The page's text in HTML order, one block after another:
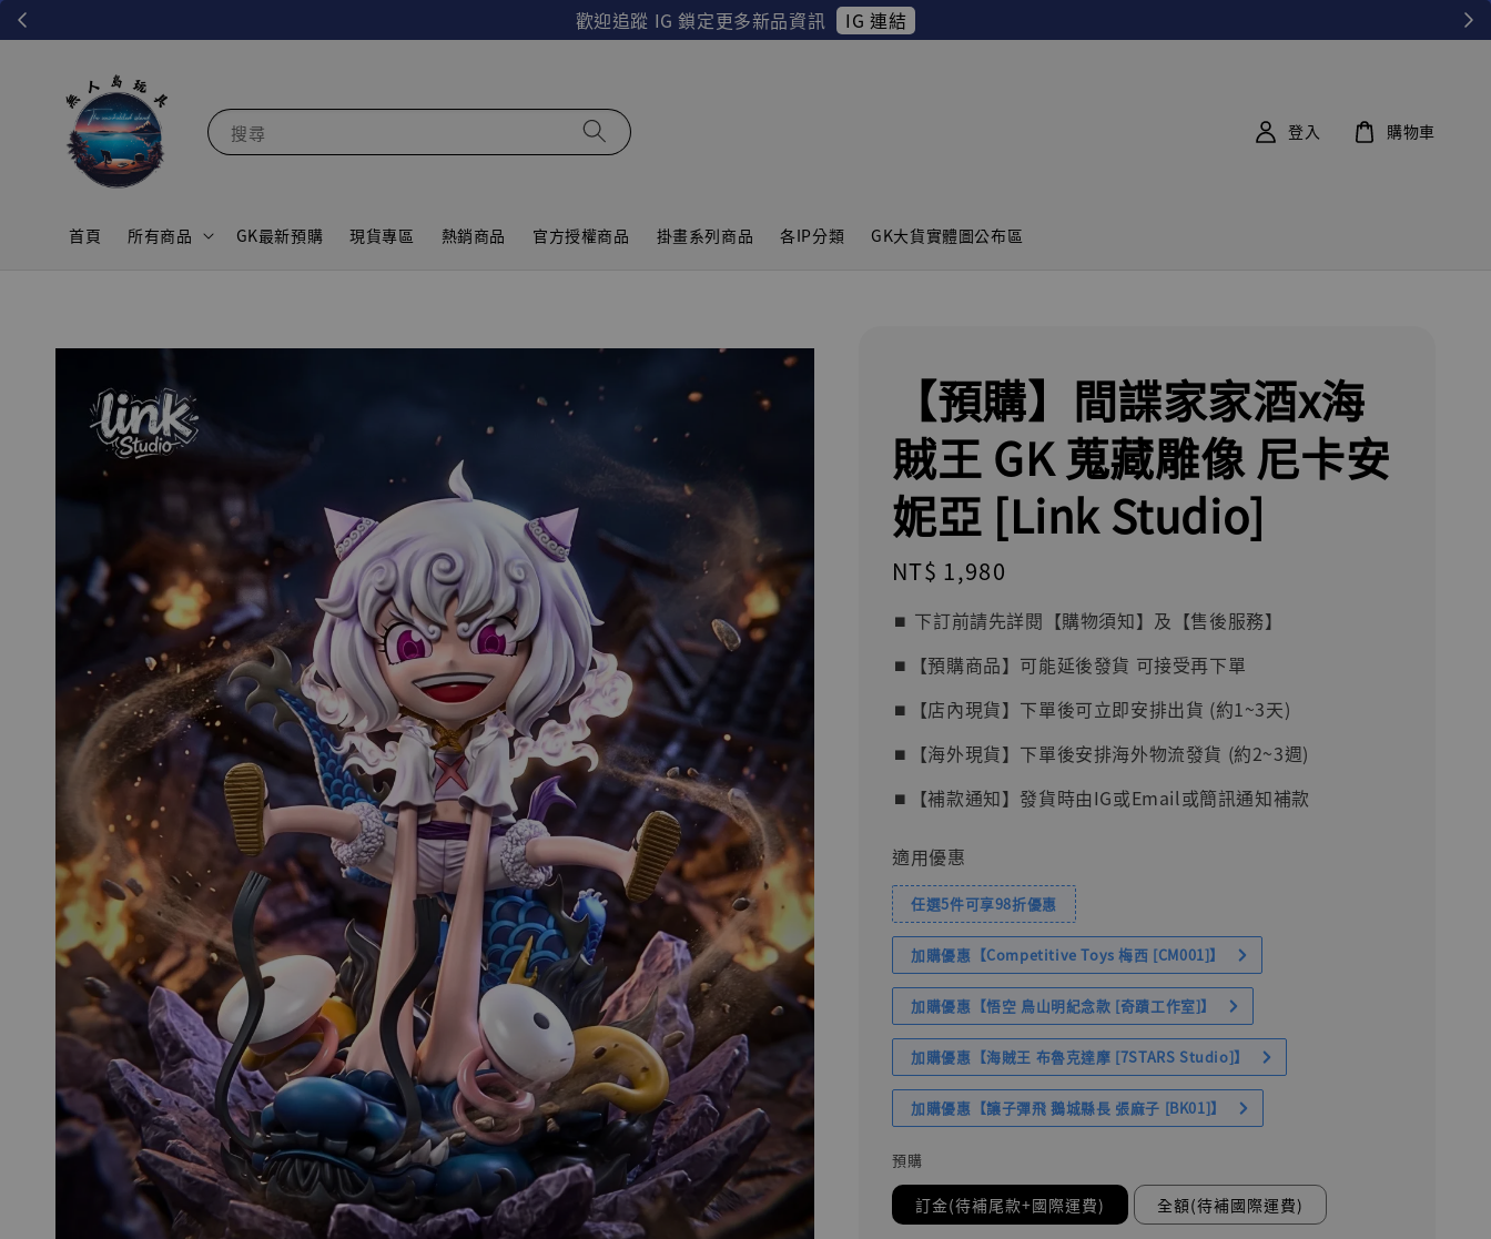
歡迎追蹤 IG 鎖定更多新品資訊 IG 連結
搜尋
首頁 所有商品 GK最新預購 現貨專區 熱銷商品 官方授權商品 掛畫系列商品 各IP分類 GK大貨實體圖公布區
登入 購物車
【預購】間諜家家酒x海
賊王 GK 蒐藏雕像 尼卡安
妮亞 [Link Studio]
Regular
price
NT$ 1,980
⏹︎ 下訂前請先詳閱【購物須知】及【售後服務】
⏹︎【預購商品】可能延後發貨 可接受再下單
⏹︎【店內現貨】下單後可立即安排出貨 (約1~3天)
⏹︎【海外現貨】下單後安排海外物流發貨 (約2~3週)
⏹︎【補款通知】發貨時由IG或Email或簡訊通知補款
適用優惠
任選5件可享98折優惠
加購優惠【Competitive Toys 梅西 [CM001]】
加購優惠【悟空 鳥山明紀念款 [奇蹟工作室]】
加購優惠【海賊王 布魯克達摩 [7STARS Studio]】
加購優惠【讓子彈飛 鵝城縣長 張麻子 [BK01]】
預購
訂金(待補尾款+國際運費) 全額(待補國際運費)